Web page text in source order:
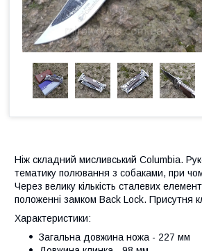
Ніж складний мисливський Columbia.
тематику полювання з собаками, при
Через велику кількість сталевих
положенні замком Back Lock. Присутня
Характеристики:
Загальна довжина ножа - 227 мм